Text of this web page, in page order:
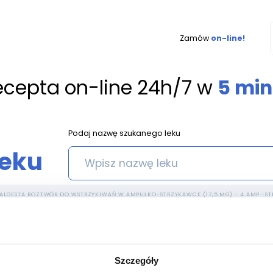
Szczegóły
Zamów on-line!
on-line 24h/7 w 5
Podaj nazwę szukanego leku
ALDESTA ROZTWÓR DO WSTRZYKIWAŃ W AMPUŁKO-STRZYKAWCE (17,5 MG) - 4 AMP.-
w ampułko-